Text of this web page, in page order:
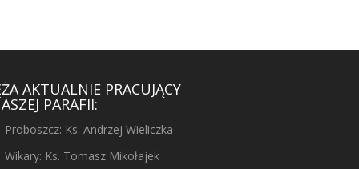
AKTUALNIE PRACUJĄCY
PARAFII:
Proboszcz: Ks. Andrzej Wieliczka
Wikary: Ks. Tomasz Mikołajek